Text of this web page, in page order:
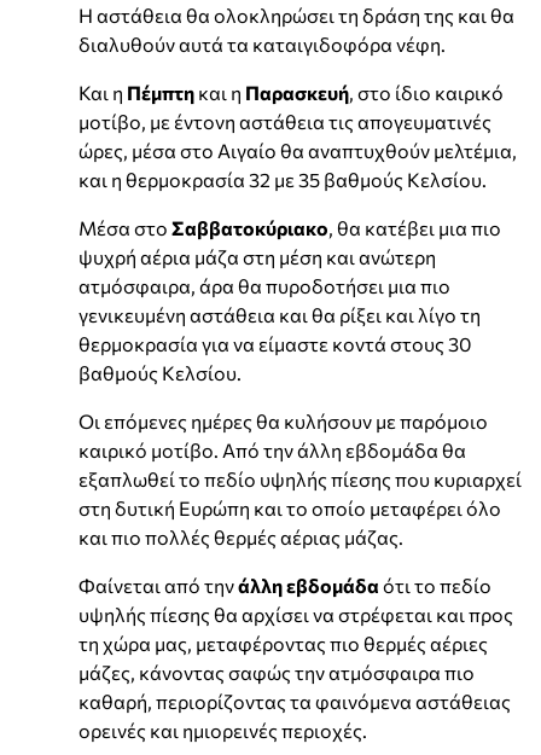
Η αστάθεια θα ολοκληρώσει τη δράση της και θα
διαλυθούν αυτά τα καταιγιδοφόρα νέφη.
Και η Πέμπτη και η Παρασκευή, στο ίδιο καιρικό
μοτίβο, με έντονη αστάθεια τις απογευματινές
ώρες, μέσα στο Αιγαίο θα αναπτυχθούν μελτέμια,
και η θερμοκρασία 32 με 35 βαθμούς Κελσίου.
Μέσα στο Σαββατοκύριακο, θα κατέβει μια πιο
ψυχρή αέρια μάζα στη μέση και ανώτερη
ατμόσφαιρα, άρα θα πυροδοτήσει μια πιο
γενικευμένη αστάθεια και θα ρίξει και λίγο τη
θερμοκρασία για να είμαστε κοντά στους 30
βαθμούς Κελσίου.
Οι επόμενες ημέρες θα κυλήσουν με παρόμοιο
καιρικό μοτίβο. Από την άλλη εβδομάδα θα
εξαπλωθεί το πεδίο υψηλής πίεσης που κυριαρχεί
στη δυτική Ευρώπη και το οποίο μεταφέρει όλο
και πιο πολλές θερμές αέριας μάζας.
Φαίνεται από τηνάλλη εβδομάδα ότι το πεδίο
υψηλής πίεσης θα αρχίσει να στρέφεται και προς
τη χώρα μας, μεταφέροντας πιο θερμές αέριες
μάζες, κάνοντας σαφώς την ατμόσφαιρα πιο
καθαρή, περιορίζοντας τα φαινόμενα αστάθειας
ορεινές και ημιορεινές περιοχές.